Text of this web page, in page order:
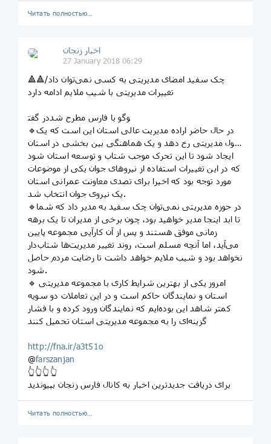
Читать полностью…
اخبار زنجان
27 January 2018 06:29
🔺🔺چک سفید امضای مدیریتی به کسی نمی‌توان داد/
تغییرات مدیریتی با شیب ملایم ادامه دارد
در گفت‎وگو با فارس مطرح شد
🔹در حال حاضر اراده مدیریت عالی استان این است که یک
تحول مدیریتی رخ دهد و یک هماهنگی بین بخشی در استان
ایجاد شود تا این تحرک موجب شتاب و توسعه استان شود
که در این تغییرات استفاده از نیروهای جوان یکی از موضوعات
مورد توجه بود که اخیرا برای تصدی معاونت عمرانی استان
یک نیروی جوان انتخاب شد.
🔹در حوزه مدیریتی نمی‌توان چک سفید به مدیر داد که شما
تا ابد اینجا مدیر خواهید بود، چون برخی از مدیران تا یک برهه
زمانی موفق هستند و پس از آن کارآیی مجموعه پایین
می‌آید، اما آنچه مسلم است، روند تغییر مدیریت‌ها شتاب‌دار
نخواهد بود و شیب ملایم خواهد داشت تا رضایت مردم حاصل
شود.
🔹 امروز یکی از بهترین شرایط کاری با مجموعه مدیریتی
استان و نمایندگان حاکم است و در این تعاملات دو سویه
کمتر شاهد این بوده‌ایم که نمایندگان ورود کرده و با فشار
گزینه‌ای را به مجموعه مدیریتی استان تحمیل کنند
http://fna.ir/a3t51o
@farszanjan
👆👆👆👆
برای دریافت جدیدترین اخبار به کانال فارس زنجان بپیوندید
Читать полностью…